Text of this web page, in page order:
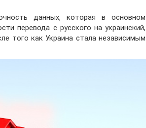
данных, которая в основном
перевода с русского на украинский,
того как Украина стала независимым